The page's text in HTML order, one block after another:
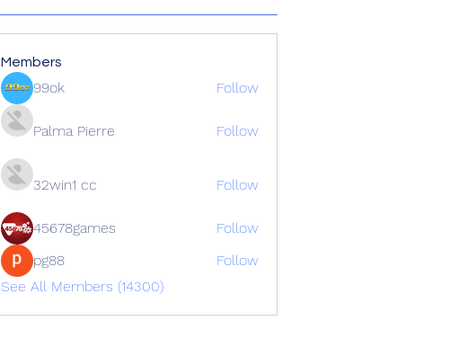
Members
99ok Follow
Palma Pierre Follow
32win1 cc Follow
45678games
Follow
pg88
Follow
See All Members (14300)